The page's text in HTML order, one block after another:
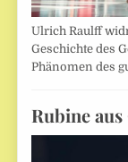
Ulrich Raulff
Geschichte des
Phänomen des
Rubine aus